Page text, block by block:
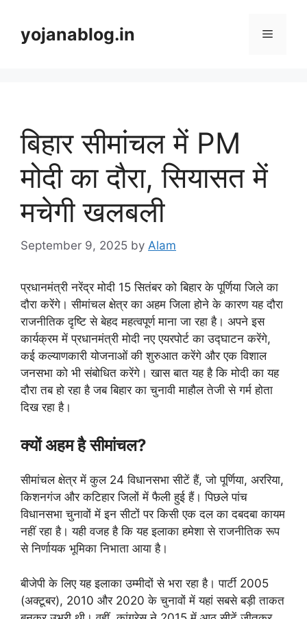
yojanablog.in
बिहार सीमांचल में PM
मोदी का दौरा, सियासत में
मचेगी खलबली
September 9, 2025 by Alam
प्रधानमंत्री नरेंद्र मोदी 15 सितंबर को बिहार के पूर्णिया जिले का
दौरा करेंगे। सीमांचल क्षेत्र का अहम जिला होने के कारण यह दौरा
राजनीतिक दृष्टि से बेहद महत्वपूर्ण माना जा रहा है। अपने इस
कार्यक्रम में प्रधानमंत्री मोदी नए एयरपोर्ट का उद्घाटन करेंगे,
कई कल्याणकारी योजनाओं की शुरुआत करेंगे और एक विशाल
जनसभा को भी संबोधित करेंगे। खास बात यह है कि मोदी का यह
दौरा तब हो रहा है जब बिहार का चुनावी माहौल तेजी से गर्म होता
दिख रहा है।
क्यों अहम है सीमांचल?
सीमांचल क्षेत्र में कुल 24 विधानसभा सीटें हैं, जो पूर्णिया, अररिया,
किशनगंज और कटिहार जिलों में फैली हुई हैं। पिछले पांच
विधानसभा चुनावों में इन सीटों पर किसी एक दल का दबदबा कायम
नहीं रहा है। यही वजह है कि यह इलाका हमेशा से राजनीतिक रूप
से निर्णायक भूमिका निभाता आया है।
बीजेपी के लिए यह इलाका उम्मीदों से भरा रहा है। पार्टी 2005
(अक्टूबर), 2010 और 2020 के चुनावों में यहां सबसे बड़ी ताकत